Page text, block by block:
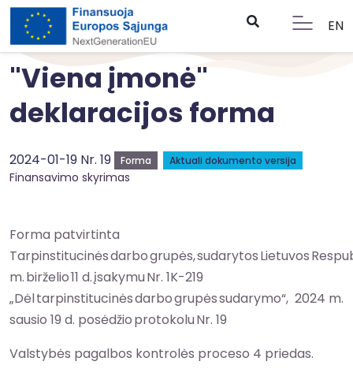
EN
"Viena įmonė"
deklaracijos forma
2024-01-19 Nr. 19 Forma Aktuali dokumento versija
Finansavimo skyrimas
Forma patvirtinta
Tarpinstitucinės darbo grupės, sudarytos Lietuvos
m. birželio 11 d. įsakymu Nr. 1K-219
„Dėl tarpinstitucinės darbo grupės sudarymo“, 2024 m.
sausio 19 d. posėdžio protokolu Nr. 19
Valstybės pagalbos kontrolės proceso 4 priedas.